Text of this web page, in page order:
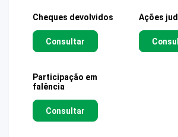
Cheques devolvidos
Consultar
Ações
Participação em
falência
Consultar